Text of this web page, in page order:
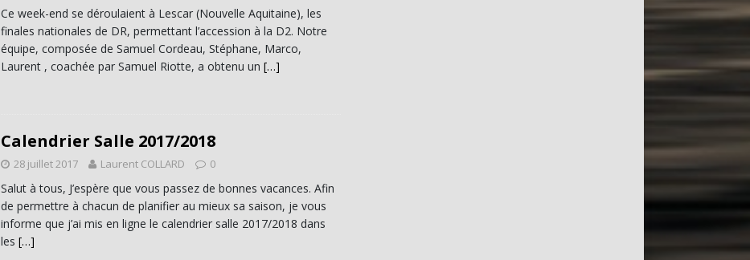
Ce week-end se déroulaient à Lescar (Nouvelle Aquitaine), les
finales nationales de DR, permettant l’accession à la D2. Notre
équipe, composée de Samuel Cordeau, Stéphane, Marco,
Laurent , coachée par Samuel Riotte, a obtenu un […]
Calendrier Salle 2017/2018
28 juillet 2017 Laurent COLLARD 0
Salut à tous, J’espère que vous passez de bonnes vacances. Afin
de permettre à chacun de planifier au mieux sa saison, je vous
informe que j’ai mis en ligne le calendrier salle 2017/2018 dans
les […]